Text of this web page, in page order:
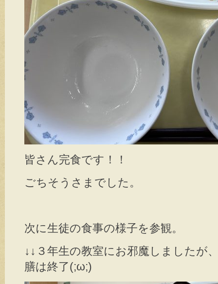
皆さん完食です！！
ごちそうさまでした。
次に生徒の食事の様子を参観。
↓↓３年生の教室にお邪魔しましたが
膳は終了(;ω;)